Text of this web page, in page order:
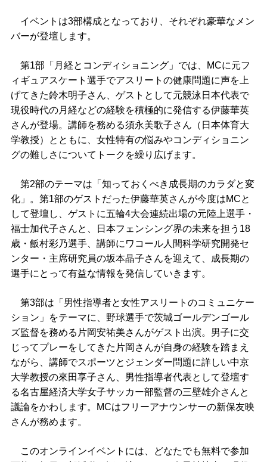
イベントは3部構成となっており、それぞれ豪華なメン
バーが登壇します。
第1部「月経とコンディショニング」では、MCに元フ
ィギュアスケート選手でアスリートの健康問題に声を上
げてきた鈴木明子さん、ゲストとして元競泳日本代表で
現役時代の月経などの経験を積極的に発信する伊藤華英
さんが登場。講師を務める須永美歌子さん（日本体育大
学教授）とともに、女性特有の悩みやコンディショニン
グの難しさについてトークを繰り広げます。
第2部のテーマは「知っておくべき成長期のカラダと変
化」。第1部のゲストだった伊藤華英さんが今度はMCと
して登壇し、ゲストに五輪4大会連続出場の元陸上選手・
福士加代子さんと、日本フェンシング界の未来を担う18
歳・飯村彩乃選手、講師にワコール人間科学研究開発セ
ンター・主席研究員の坂本晶子さんを迎えて、成長期の
選手にとって有益な情報を発信していきます。
第3部は「男性指導者と女性アスリートのコミュニケー
ション」をテーマに、野球選手で茨城ゴールデンゴール
ズ監督を務める片岡安祐美さんがゲスト出演。男子に交
じってプレーをしてきた片岡さんが自身の経験を踏まえ
ながら、講師でスポーツとジェンダー問題に詳しい中京
大学教授の來田享子さん、男性指導者代表として登壇す
る名古屋経済大学女子サッカー部監督の三壁雄介さんと
議論をかわします。MCはフリーアナウンサーの新保友映
さんが務めます。
このオンラインイベントには、どなたでも無料で参加